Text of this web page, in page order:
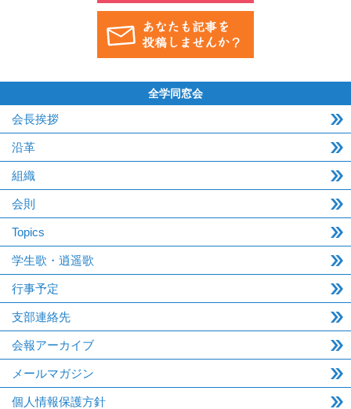
全学同窓会
会長挨拶
沿革
組織
会則
Topics
学生歌・逍遥歌
行事予定
支部連絡先
会報アーカイブ
メールマガジン
個人情報保護方針